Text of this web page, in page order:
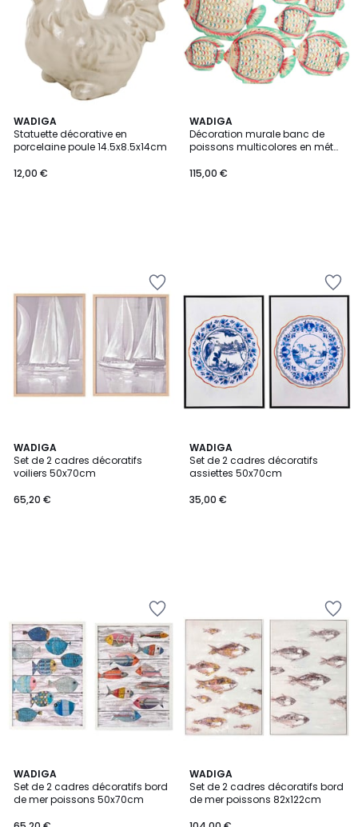
WADIGA
Statuette décorative en
porcelaine poule 14.5x8.5x14cm
12,00 €
WADIGA
Décoration murale banc de
poissons multicolores en métal
115,00 €
WADIGA
Set de 2 cadres décoratifs
voiliers 50x70cm
65,20 €
WADIGA
Set de 2 cadres décoratifs
assiettes 50x70cm
35,00 €
WADIGA
Set de 2 cadres décoratifs bord
de mer poissons 50x70cm
WADIGA
Set de 2 cadres décoratifs bord
de mer poissons 82x122cm